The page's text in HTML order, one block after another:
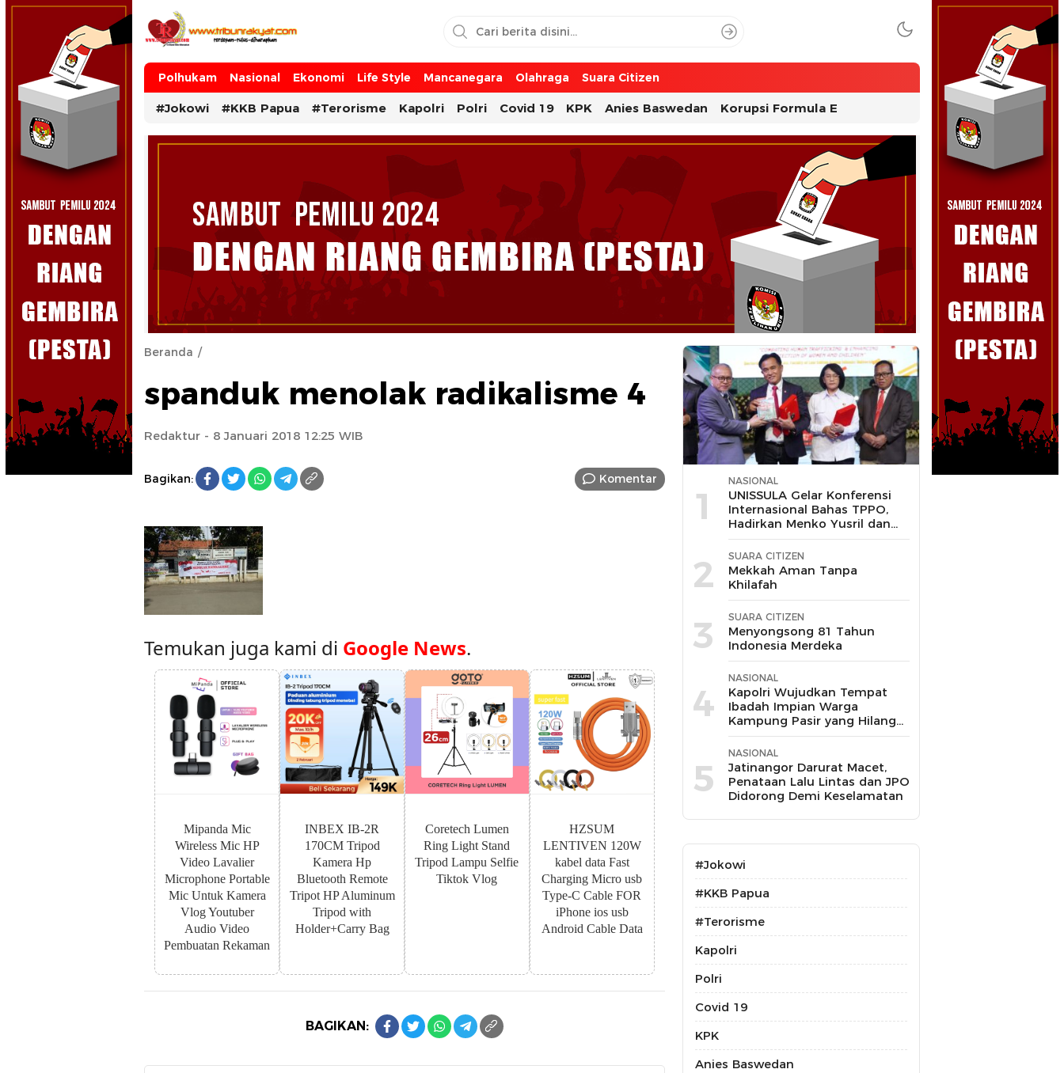
Tribun Rakyat
Tulus – Terdepan – Diharapkan
Polhukam Nasional Ekonomi Life Style Mancanegara Olahraga Suara Citizen
#Jokowi #KKB Papua #Terorisme Kapolri Polri Covid 19 KPK Anies Baswedan Korupsi Formula E
Beranda
spanduk menolak radikalisme 4
Redaktur - 8 Januari 2018 12:25 WIB
Bagikan: Komentar
Temukan juga kami di Google News.
Mipanda Mic
Wireless Mic HP
Video Lavalier
Microphone Portable
Mic Untuk Kamera
Vlog Youtuber
Audio Video
Pembuatan Rekaman
INBEX IB-2R
170CM Tripod
Kamera Hp
Bluetooth Remote
Tripot HP Aluminum
Tripod with
Holder+Carry Bag
Coretech Lumen
Ring Light Stand
Tripod Lampu Selfie
Tiktok Vlog
HZSUM
LENTIVEN 120W
kabel data Fast
Charging Micro usb
Type-C Cable FOR
iPhone ios usb
Android Cable Data
BAGIKAN:
1
NASIONAL
UNISSULA Gelar Konferensi
Internasional Bahas TPPO,
Hadirkan Menko Yusril dan
Wakapolri
2 SUARA CITIZEN
Mekkah Aman Tanpa
Khilafah
3 SUARA CITIZEN
Menyongsong 81 Tahun
Indonesia Merdeka
4
NASIONAL
Kapolri Wujudkan Tempat
Ibadah Impian Warga
Kampung Pasir yang Hilang
Selama 10 Tahun
5
NASIONAL
Jatinangor Darurat Macet,
Penataan Lalu Lintas dan JPO
Didorong Demi Keselamatan
#Jokowi
#KKB Papua
#Terorisme
Kapolri
Polri
Covid 19
KPK
Anies Baswedan